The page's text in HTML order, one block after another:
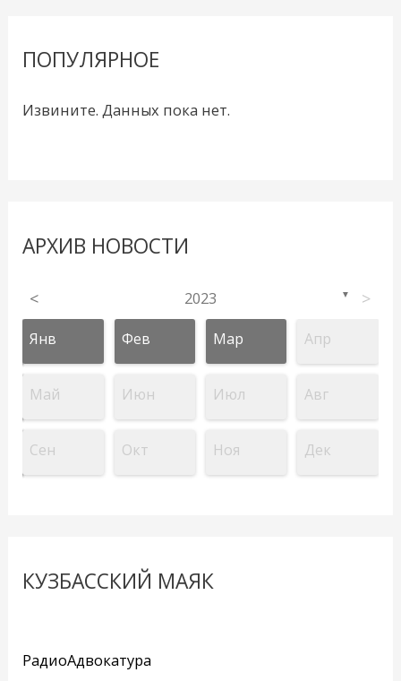
ПОПУЛЯРНОЕ
Извините. Данных пока нет.
АРХИВ НОВОСТИ
< 2023 ▼ >
Янв Фев Мар Апр
Май Июн Июл Авг
Сен Окт Ноя Дек
КУЗБАССКИЙ МАЯК
РадиоАдвокатура